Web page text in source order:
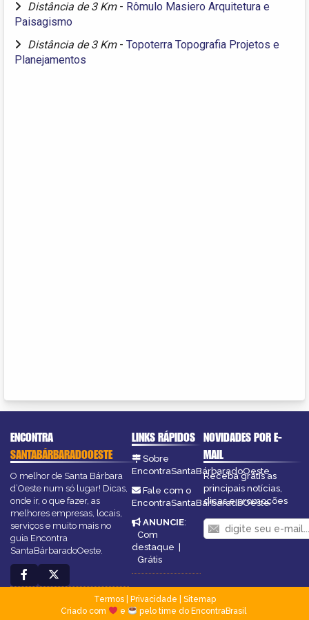
Distância de 3 Km - Rômulo Masiero Arquitetura e
Paisagismo
Distância de 3 Km - Topoterra Topografia Projetos e
Planejamentos
ENCONTRA
SANTABÁRBARADOOESTE
O melhor de Santa Bárbara
d’Oeste num só lugar! Dicas,
onde ir, o que fazer, as
melhores empresas, locais,
serviços e muito mais no
guia Encontra
SantaBárbaradoOeste.
LINKS RÁPIDOS
Sobre
EncontraSantaBárbaradoOeste
Fale com o
EncontraSantaBárbaradoOeste
ANUNCIE:
Com
destaque |
Grátis
NOVIDADES POR E-
MAIL
Receba grátis as
principais notícias,
dicas e promoções
Termos| Privacidade
Sitemap
Criado com
e pelo time do EncontraBrasil